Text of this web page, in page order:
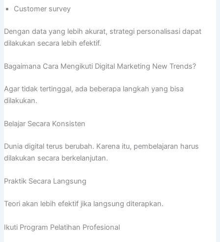
Customer survey
Dengan data yang lebih akurat, strategi personalisasi dapat
dilakukan secara lebih efektif.
Bagaimana Cara Mengikuti Digital Marketing New Trends?
Agar tidak tertinggal, ada beberapa langkah yang bisa
dilakukan.
Belajar Secara Konsisten
Dunia digital terus berubah. Karena itu, pembelajaran harus
dilakukan secara berkelanjutan.
Praktik Secara Langsung
Teori akan lebih efektif jika langsung diterapkan.
Ikuti Program Pelatihan Profesional